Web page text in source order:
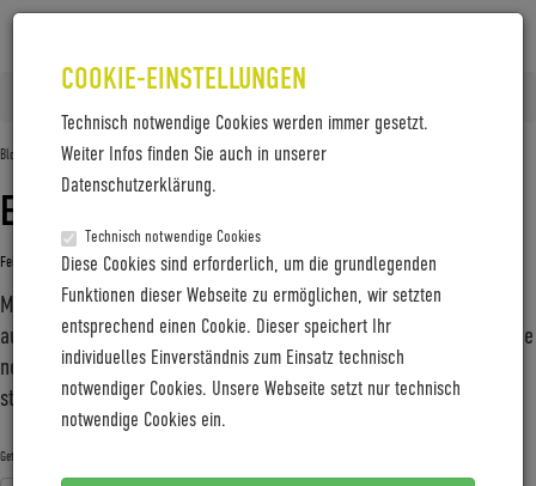
COOKIE-EINSTELLUNGEN
Technisch notwendige Cookies werden immer gesetzt.
Weiter Infos finden Sie auch in unserer
Datenschutzerklärung.
Technisch notwendige Cookies
Diese Cookies sind erforderlich, um die grundlegenden
Funktionen dieser Webseite zu ermöglichen, wir setzten
entsprechend einen Cookie. Dieser speichert Ihr
individuelles Einverständnis zum Einsatz technisch
notwendiger Cookies. Unsere Webseite setzt nur technisch
notwendige Cookies ein.
Posts tagged 'Münster; E-Bike'
Blog-Archive
EIN PLUS AN SICHERHEIT
Februar 2, 2024Gabi Jung—No Comments
Mit bis zu 300 Lux für E-Bikes und S-Pedelecs sowie
ausgeklügelten und sicherheitsrelevanten Eigenschaften bietet die
neue Lighthammer-Premium-Frontleuchte von Trelock ein
stattliches Maß an Weitsicht im Straßenverkehr.
Getagged mit: